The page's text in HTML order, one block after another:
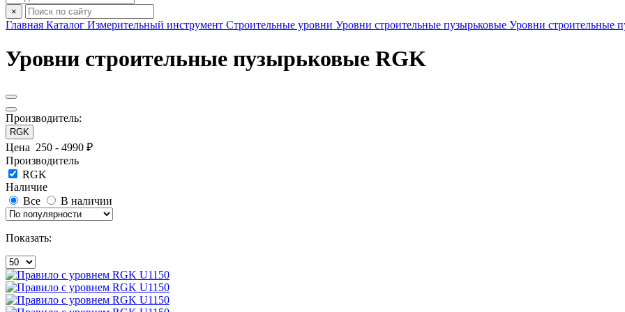
×
Главная Каталог Измерительный инструмент Строительные уровни Уровни строительные пузырьковые Уровни строительные
Уровни строительные пузырьковые RGK
Производитель:
RGK
Цена 250 - 4990 ₽
Производитель
RGK
Наличие
Все
В наличии
Показать: